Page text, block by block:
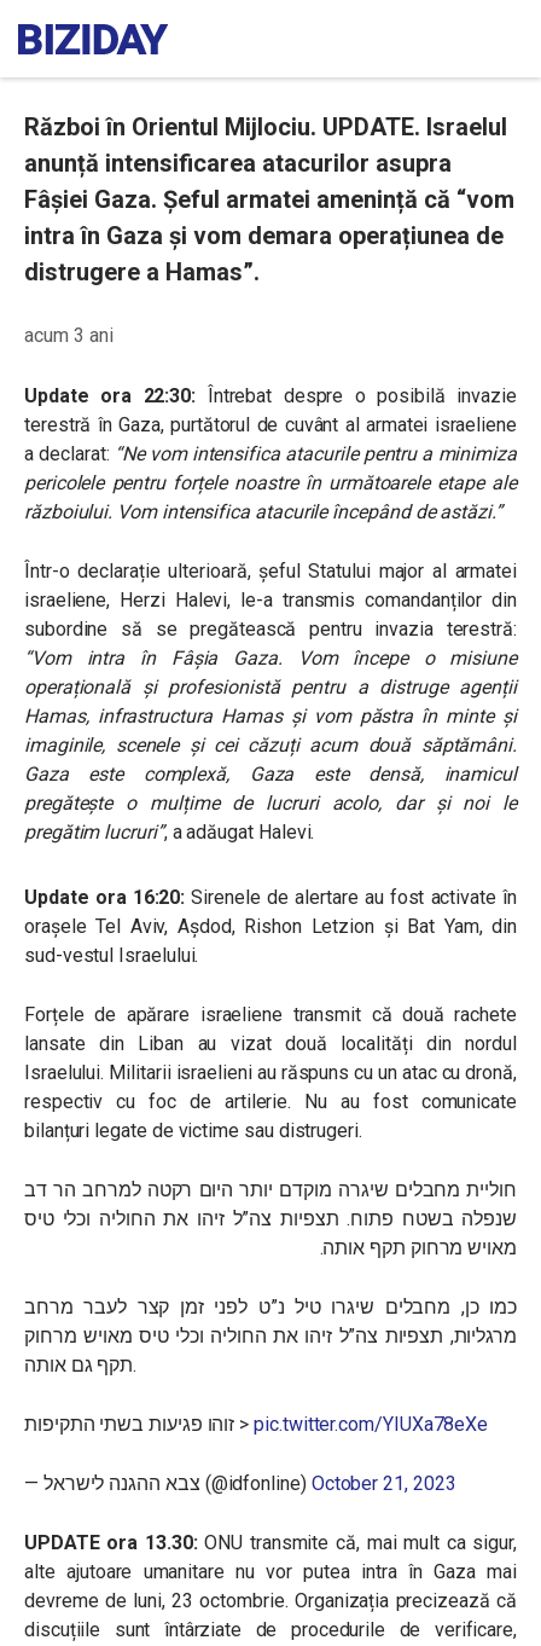
Război în Orientul Mijlociu. UPDATE. Israelul
anunță intensificarea atacurilor asupra
Fâșiei Gaza. Șeful armatei amenință că “vom
intra în Gaza și vom demara operațiunea de
distrugere a Hamas”.
acum 3 ani
Update ora 22:30: Întrebat despre o posibilă invazie
terestră în Gaza, purtătorul de cuvânt al armatei israeliene
a declarat: “Ne vom intensifica atacurile pentru a minimiza
pericolele pentru forțele noastre în următoarele etape ale
războiului. Vom intensifica atacurile începând de astăzi.”
Într-o declarație ulterioară, șeful Statului major al armatei
israeliene, Herzi Halevi, le-a transmis comandanților din
subordine să se pregătească pentru invazia terestră:
“Vom intra în Fâșia Gaza. Vom începe o misiune
operațională și profesionistă pentru a distruge agenții
Hamas, infrastructura Hamas și vom păstra în minte și
imaginile, scenele și cei căzuți acum două săptămâni.
Gaza este complexă, Gaza este densă, inamicul
pregătește o mulțime de lucruri acolo, dar și noi le
pregătim lucruri”, a adăugat Halevi.
Update ora 16:20: Sirenele de alertare au fost activate în
orașele Tel Aviv, Așdod, Rishon Letzion și Bat Yam, din
sud-vestul Israelului.
Forțele de apărare israeliene transmit că două rachete
lansate din Liban au vizat două localități din nordul
Israelului. Militarii israelieni au răspuns cu un atac cu dronă,
respectiv cu foc de artilerie. Nu au fost comunicate
bilanțuri legate de victime sau distrugeri.
חוליית מחבלים שיגרה מוקדם יותר היום רקטה למרחב הר דב
שנפלה בשטח פתוח. תצפיות צה”ל זיהו את החוליה וכלי טיס
מאויש מרחוק תקף אותה.
כמו כן, מחבלים שיגרו טיל נ”ט לפני זמן קצר לעבר מרחב
מרגליות, תצפיות צה”ל זיהו את החוליה וכלי טיס מאויש מרחוק
תקף גם אותה.
זוהו פגיעות בשתי התקיפות >pic.twitter.com/YIUXa78eXe
— צבא ההגנה לישראל (@idfonline) October 21, 2023
UPDATE ora 13.30:ONU transmite că, mai mult ca sigur,
alte ajutoare umanitare nu vor putea intra în Gaza mai
devreme de luni, 23 octombrie. Organizația precizează că
discuțiile sunt întârziate de procedurile de verificare,